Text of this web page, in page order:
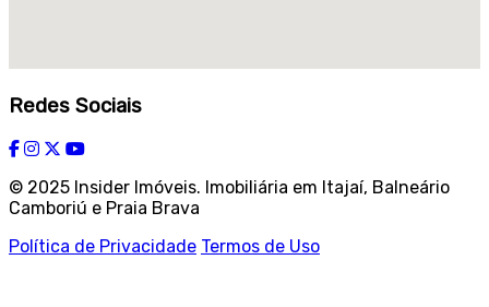
Redes Sociais
© 2025 Insider Imóveis. Imobiliária em Itajaí, Balneário
Camboriú e Praia Brava
Política de Privacidade Termos de Uso